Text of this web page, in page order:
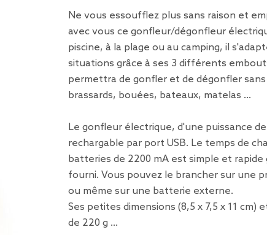
Ne vous essoufflez plus sans raison et
avec vous ce gonfleur/dégonfleur
piscine, à la plage ou au camping, il
situations grâce à ses 3 différents
permettra de gonfler et de dégonfler
brassards, bouées, bateaux, matelas …
Le gonfleur électrique, d'une puissance
rechargable par port USB. Le temps de
batteries de 2200 mA est simple et rapide
fourni. Vous pouvez le brancher sur une
ou même sur une batterie externe.
Ses petites dimensions (8,5 x 7,5 x 11 cm)
de 220 g …